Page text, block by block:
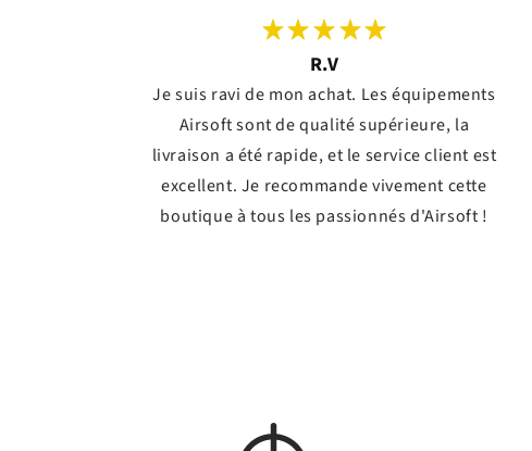
R.V
Je suis ravi de mon achat. Les équipements
Airsoft sont de qualité supérieure, la
livraison a été rapide, et le service client est
excellent. Je recommande vivement cette
boutique à tous les passionnés d'Airsoft !